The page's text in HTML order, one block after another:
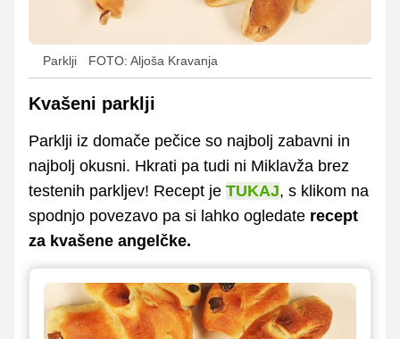
Parklji FOTO: Aljoša Kravanja
Kvašeni parklji
Parklji iz domače pečice so najbolj zabavni in
najbolj okusni. Hkrati pa tudi ni Miklavža brez
testenih parkljev! Recept je TUKAJ, s klikom na
spodnjo povezavo pa si lahko ogledate recept
za kvašene angelčke.